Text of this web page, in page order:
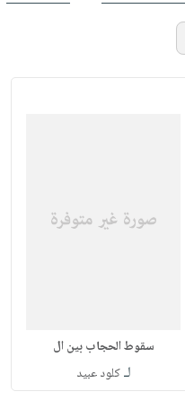
سقوط الحجاب بين ال
لـكلود عبيد